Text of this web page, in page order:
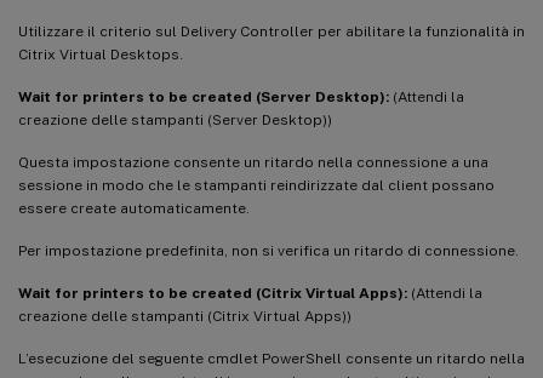
Utilizzare il criterio sul Delivery Controller per abilitare la funzionalità in
Citrix Virtual Desktops.
Wait for printers to be created (Server Desktop): (Attendi la
creazione delle stampanti (Server Desktop))
Questa impostazione consente un ritardo nella connessione a una
sessione in modo che le stampanti reindirizzate dal client possano
essere create automaticamente.
Per impostazione predefinita, non si verifica un ritardo di connessione.
Wait for printers to be created (Citrix Virtual Apps): (Attendi la
creazione delle stampanti (Citrix Virtual Apps))
L’esecuzione del seguente cmdlet PowerShell consente un ritardo nella